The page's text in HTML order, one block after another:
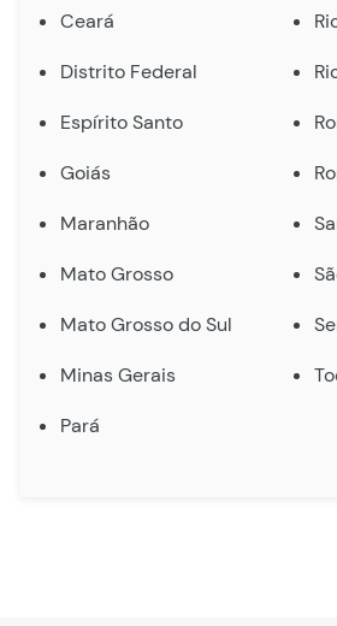
Ceará
Distrito Federal
Espírito Santo
Goiás
Maranhão
Mato Grosso
Mato Grosso do Sul
Minas Gerais
Pará